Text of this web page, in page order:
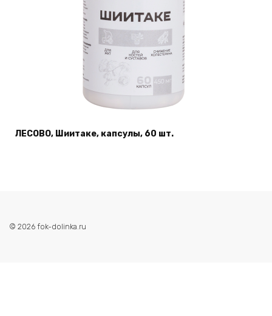
ЛЕСОВО, Шиитаке, капсулы, 60 шт.
© 2026 fok-dolinka.ru